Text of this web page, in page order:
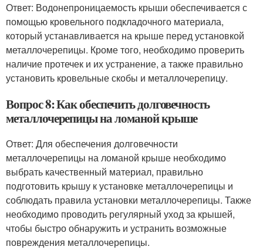
Ответ: Водонепроницаемость крыши обеспечивается с
помощью кровельного подкладочного материала,
который устанавливается на крыше перед установкой
металлочерепицы. Кроме того, необходимо проверить
наличие протечек и их устранение, а также правильно
установить кровельные скобы и металлочерепицу.
Вопрос 8: Как обеспечить долговечность
металлочерепицы на ломаной крыше
Ответ: Для обеспечения долговечности
металлочерепицы на ломаной крыше необходимо
выбрать качественный материал, правильно
подготовить крышу к установке металлочерепицы и
соблюдать правила установки металлочерепицы. Также
необходимо проводить регулярный уход за крышей,
чтобы быстро обнаружить и устранить возможные
повреждения металлочерепицы.